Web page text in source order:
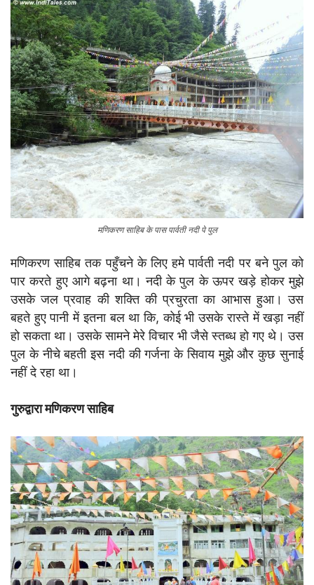
मणिकरण साहिब के पास पार्वती नदी पे पुल
मणिकरण साहिब तक पहुँचने के लिए हमे पार्वती नदी पर बने पुल को
पार करते हुए आगे बढ़ना था। नदी के पुल के ऊपर खड़े होकर मुझे
उसके जल प्रवाह की शक्ति की प्रचुरता का आभास हुआ। उस
बहते हुए पानी में इतना बल था कि, कोई भी उसके रास्ते में खड़ा नहीं
हो सकता था। उसके सामने मेरे विचार भी जैसे स्तब्ध हो गए थे। उस
पुल के नीचे बहती इस नदी की गर्जना के सिवाय मुझे और कुछ सुनाई
नहीं दे रहा था।
गुरुद्वारा मणिकरण साहिब